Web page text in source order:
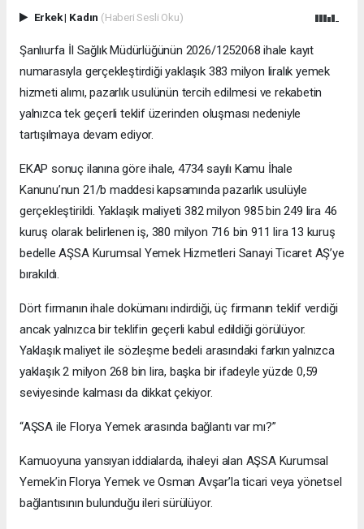
Erkek| Kadın (Haberi Sesli Oku)
Şanlıurfa İl Sağlık Müdürlüğünün 2026/1252068 ihale kayıt
numarasıyla gerçekleştirdiği yaklaşık 383 milyon liralık yemek
hizmeti alımı, pazarlık usulünün tercih edilmesi ve rekabetin
yalnızca tek geçerli teklif üzerinden oluşması nedeniyle
tartışılmaya devam ediyor.
EKAP sonuç ilanına göre ihale, 4734 sayılı Kamu İhale
Kanunu’nun 21/b maddesi kapsamında pazarlık usulüyle
gerçekleştirildi. Yaklaşık maliyeti 382 milyon 985 bin 249 lira 46
kuruş olarak belirlenen iş, 380 milyon 716 bin 911 lira 13 kuruş
bedelle AŞSA Kurumsal Yemek Hizmetleri Sanayi Ticaret AŞ’ye
bırakıldı.
Dört firmanın ihale dokümanı indirdiği, üç firmanın teklif verdiği
ancak yalnızca bir teklifin geçerli kabul edildiği görülüyor.
Yaklaşık maliyet ile sözleşme bedeli arasındaki farkın yalnızca
yaklaşık 2 milyon 268 bin lira, başka bir ifadeyle yüzde 0,59
seviyesinde kalması da dikkat çekiyor.
“AŞSA ile Florya Yemek arasında bağlantı var mı?”
Kamuoyuna yansıyan iddialarda, ihaleyi alan AŞSA Kurumsal
Yemek’in Florya Yemek ve Osman Avşar’la ticari veya yönetsel
bağlantısının bulunduğu ileri sürülüyor.